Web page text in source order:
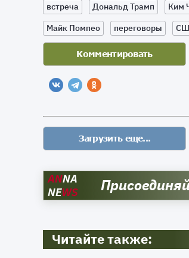
встреча Дональд Трамп Ким
Майк Помпео
переговоры
ANNA
NEWS
Читайте также: